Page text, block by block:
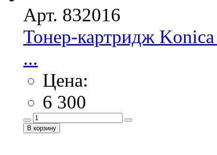
Арт. 832016
Тонер-картридж
...
Цена:
6 300